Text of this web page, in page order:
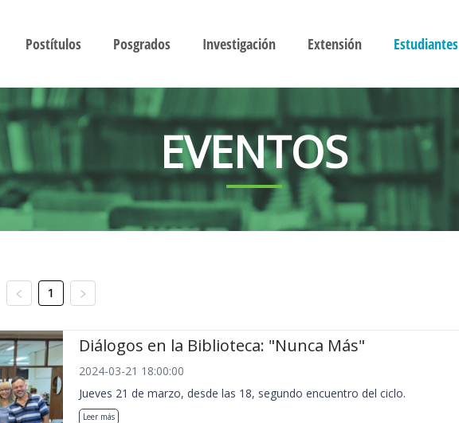
Postítulos Posgrados Investigación Extensión Estudiantes
EVENTOS
1
Diálogos en la Biblioteca: "Nunca Más"
2024-03-21 18:00:00
Jueves 21 de marzo, desde las 18, segundo encuentro del ciclo.
Leer más